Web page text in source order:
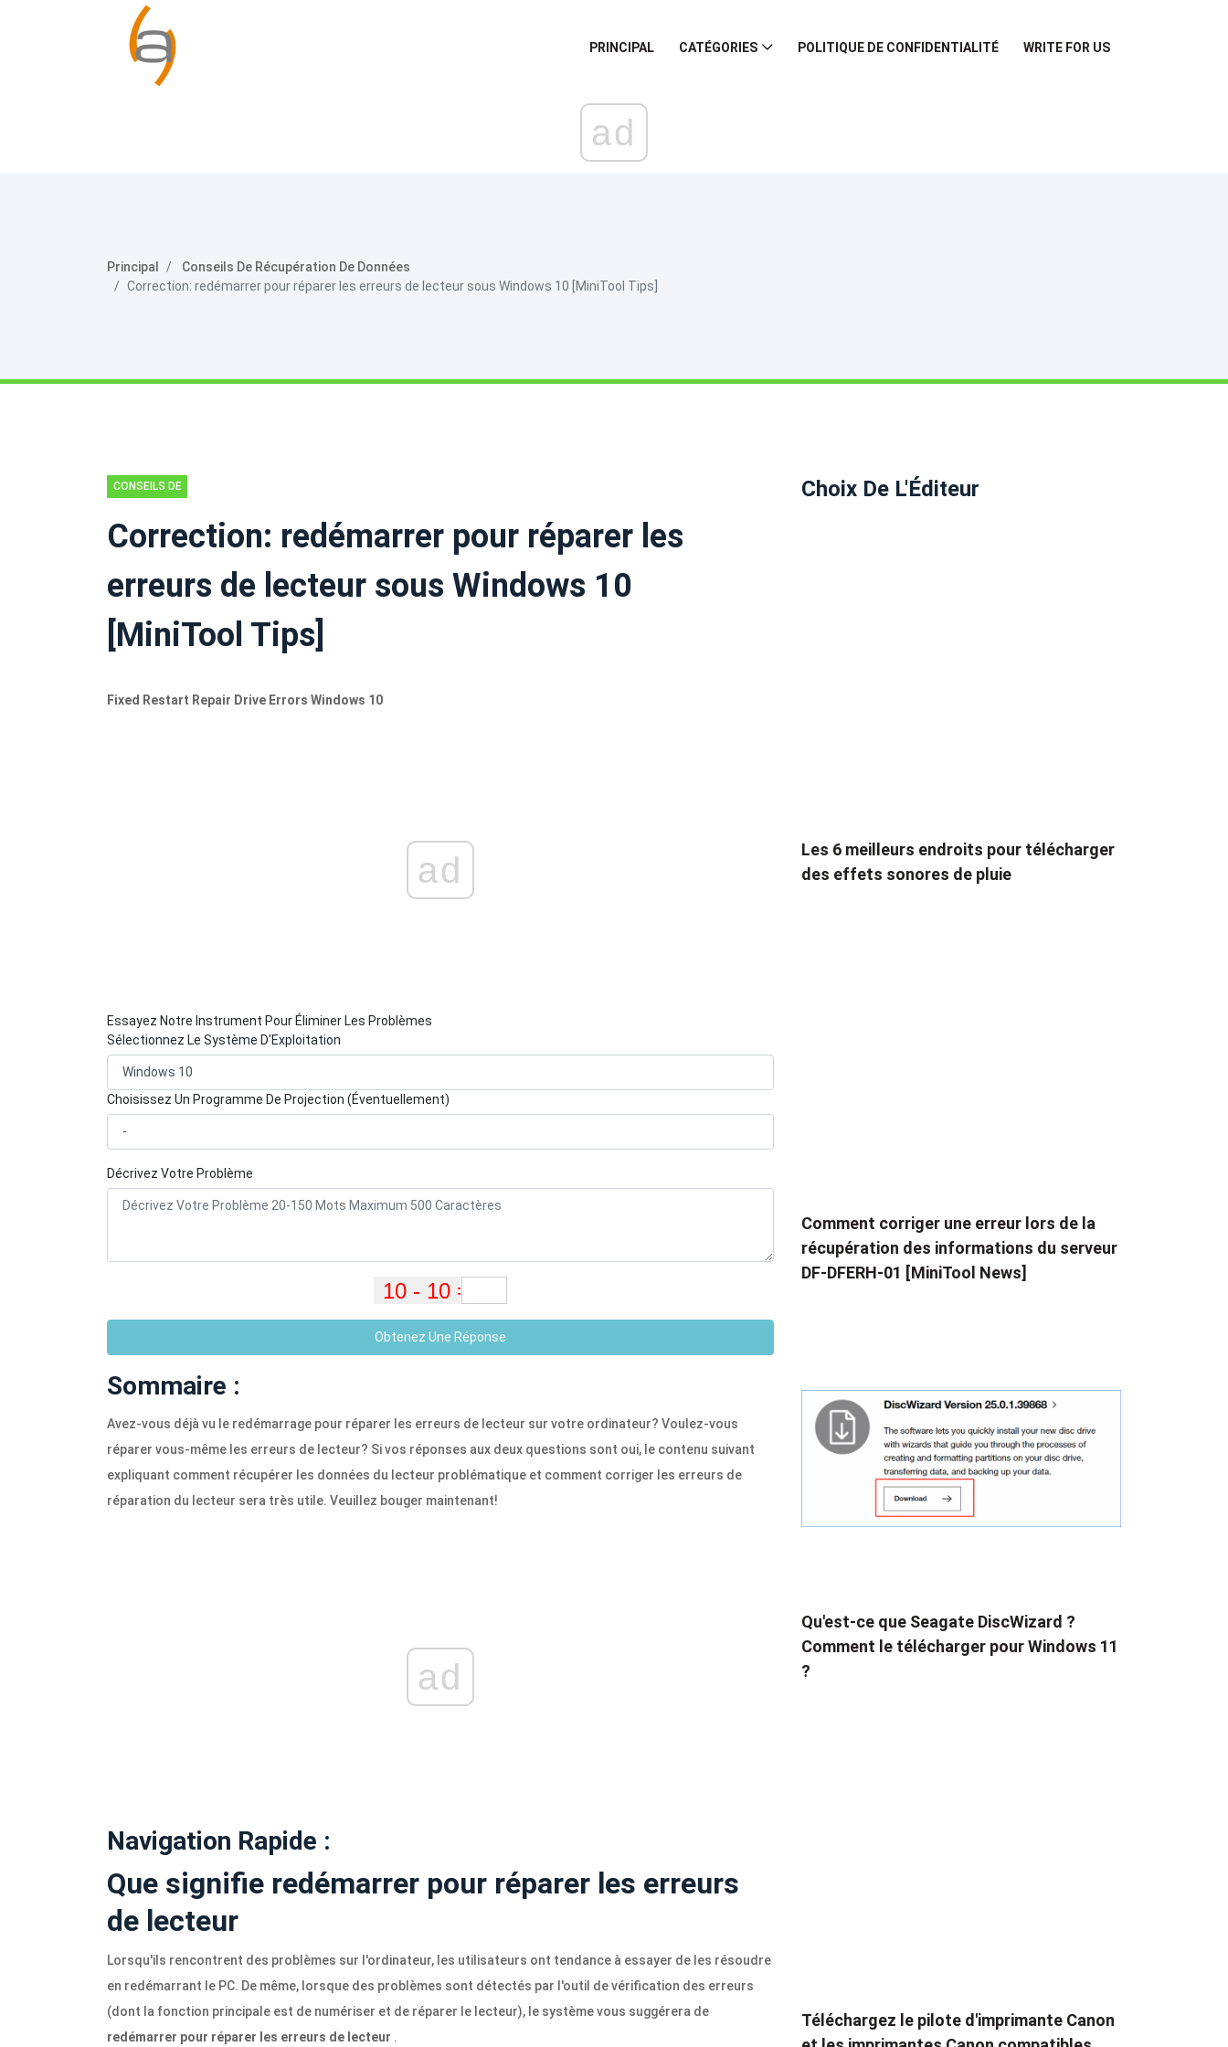
PRINCIPAL CATÉGORIES POLITIQUE DE CONFIDENTIALITÉ WRITE FOR US
ad
Principal
Conseils De Récupération De Données
Correction: redémarrer pour réparer les erreurs de lecteur sous Windows 10 [MiniTool Tips]
CONSEILS DE
DE DONNÉES
Correction: redémarrer pour réparer les
erreurs de lecteur sous Windows 10
[MiniTool Tips]
Fixed Restart Repair Drive Errors Windows 10
ad
Essayez Notre Instrument Pour Éliminer Les Problèmes
Sélectionnez Le Système D'Exploitation
Choisissez Un Programme De Projection (Éventuellement)
Décrivez Votre Problème
Obtenez Une Réponse
Sommaire :
Avez-vous déjà vu le redémarrage pour réparer les erreurs de lecteur sur votre ordinateur? Voulez-vous
réparer vous-même les erreurs de lecteur? Si vos réponses aux deux questions sont oui, le contenu suivant
expliquant comment récupérer les données du lecteur problématique et comment corriger les erreurs de
réparation du lecteur sera très utile. Veuillez bouger maintenant!
ad
Navigation Rapide :
Que signifie redémarrer pour réparer les erreurs
de lecteur
Lorsqu'ils rencontrent des problèmes sur l'ordinateur, les utilisateurs ont tendance à essayer de les résoudre
en redémarrant le PC. De même, lorsque des problèmes sont détectés par l'outil de vérification des erreurs
(dont la fonction principale est de numériser et de réparer le lecteur), le système vous suggérera de
redémarrer pour réparer les erreurs de lecteur .
Choix De L'Éditeur
Les 6 meilleurs endroits pour télécharger
des effets sonores de pluie
Comment corriger une erreur lors de la
récupération des informations du serveur
DF-DFERH-01 [MiniTool News]
Qu'est-ce que Seagate DiscWizard ?
Comment le télécharger pour Windows 11
?
Téléchargez le pilote d'imprimante Canon